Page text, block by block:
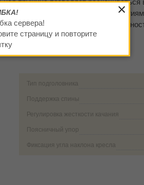
пружина позволяет
вреда напольным
ниже 32 сохранят
Тип подголовника
Поддержка спины
Регулировка жесткости качания
Поясничный упор
Фиксация угла наклона кресла
сервера!
страницу и повторите